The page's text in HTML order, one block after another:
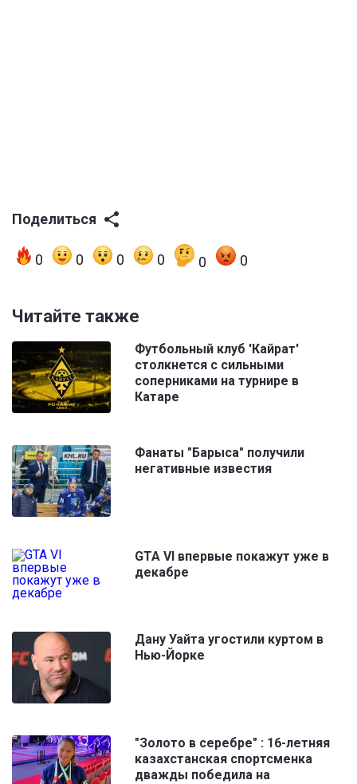
Поделиться
0 0 0 0 0 0
Читайте также
Футбольный клуб 'Кайрат'
столкнется с сильными
соперниками на турнире в
Катаре
Фанаты "Барыса" получили
негативные известия
GTA VI впервые покажут уже в
декабре
Дану Уайта угостили куртом в
Нью-Йорке
"Золото в серебре" : 16-летняя
казахстанская спортсменка
дважды победила на